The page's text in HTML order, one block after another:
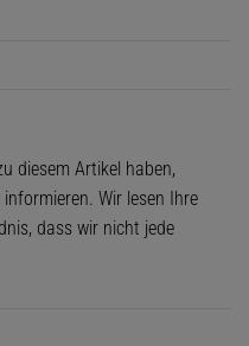
diesem Artikel haben,
informieren. Wir lesen Ihre
dass wir nicht jede